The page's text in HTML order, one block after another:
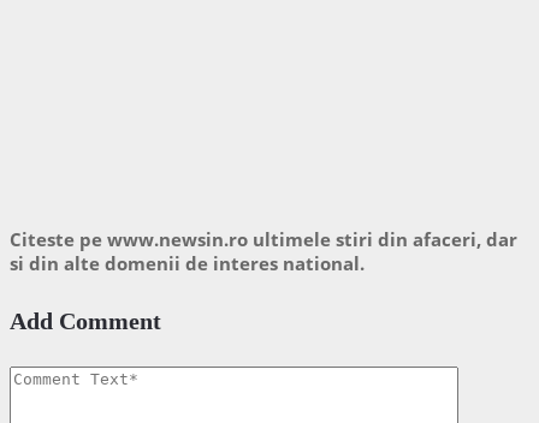
Citeste pe www.newsin.ro ultimele stiri din afaceri, dar
si din alte domenii de interes national.
Add Comment